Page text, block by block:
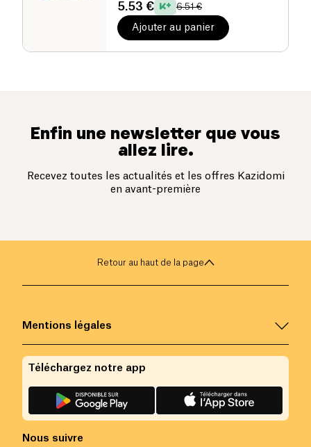
5.53 € 6.51 €
Ajouter au panier
Enfin une newsletter que vous
allez lire.
Recevez toutes les actualités et les offres Kazidomi
en avant-première
Retour au haut de la page
Mentions légales
Nous suivre
Téléchargez notre app